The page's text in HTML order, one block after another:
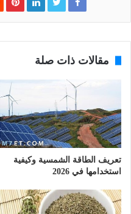
مقالات ذات صلة
تعريف الطاقة الشمسية وكيفية
استخدامها في 2026